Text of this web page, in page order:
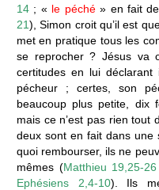
14; « le péché» en fait de
21), Simon croit qu’il est
met en pratique tous les
se reprocher ? Jésus va
certitudes en lui déclarant
pécheur ; certes, son
beaucoup plus petite, dix
mais ce n’est pas rien
deux sont en fait dans une
quoi rembourser, ils ne
mêmes (Matthieu 19,25-26
Ephésiens 2,4-10). Ils